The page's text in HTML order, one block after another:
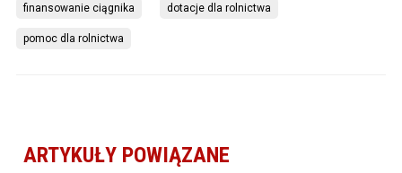
finansowanie ciągnika dotacje dla rolnictwa
pomoc dla rolnictwa
ARTYKUŁY POWIĄZANE